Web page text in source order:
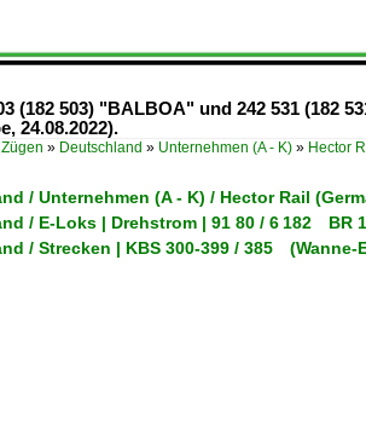
(182 503) "BALBOA" und 242 531 (182
24.08.2022).
» Deutschland » Unternehmen (A - K) » Hector
/ Unternehmen (A - K) / Hector Rail
/ E-Loks | Drehstrom | 91 80 / 6 182 BR
/ Strecken | KBS 300-399 / 385